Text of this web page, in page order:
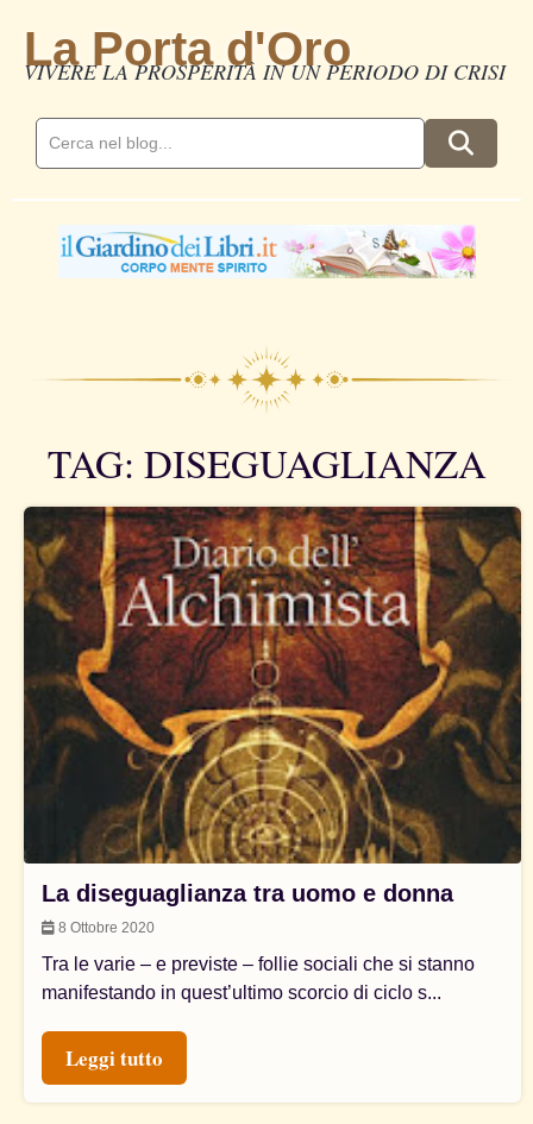
La Porta d'Oro
VIVERE LA PROSPERITÀ IN UN PERIODO DI CRISI
TAG: DISEGUAGLIANZA
La diseguaglianza tra uomo e donna
8 Ottobre 2020
Tra le varie – e previste – follie sociali che si stanno
manifestando in quest’ultimo scorcio di ciclo s...
Leggi tutto